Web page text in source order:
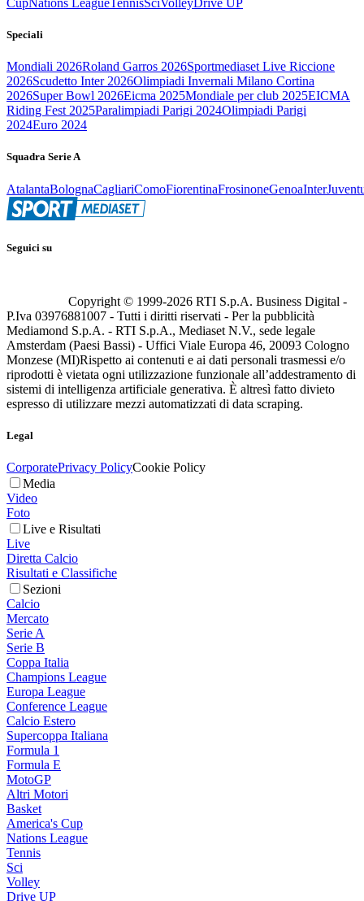
CupNations LeagueTennisSciVolleyDrive UP
Speciali
Mondiali 2026Roland Garros 2026Sportmediaset Live Riccione
2026Scudetto Inter 2026Olimpiadi Invernali Milano Cortina
2026Super Bowl 2026Eicma 2025Mondiale per club 2025EICMA
Riding Fest 2025Paralimpiadi Parigi 2024Olimpiadi Parigi
2024Euro 2024
Squadra Serie A
AtalantaBolognaCagliariComoFiorentinaFrosinoneGenoaInter
Seguici su
Copyright © 1999-2026 RTI S.p.A. Business Digital -
P.Iva 03976881007 - Tutti i diritti riservati - Per la pubblicità
Mediamond S.p.A. - RTI S.p.A., Mediaset N.V., sede legale
Amsterdam (Paesi Bassi) - Uffici Viale Europa 46, 20093 Cologno
Monzese (MI)Rispetto ai contenuti e ai dati personali trasmessi e/o
riprodotti è vietata ogni utilizzazione funzionale all’addestramento di
sistemi di intelligenza artificiale generativa. È altresì fatto divieto
espresso di utilizzare mezzi automatizzati di data scraping.
Legal
CorporatePrivacy PolicyCookie Policy
Media
Video
Foto
Live e Risultati
Live
Diretta Calcio
Risultati e Classifiche
Sezioni
Calcio
Mercato
Serie A
Serie B
Coppa Italia
Champions League
Europa League
Conference League
Calcio Estero
Supercoppa Italiana
Formula 1
Formula E
MotoGP
Altri Motori
Basket
America's Cup
Nations League
Tennis
Sci
Volley
Drive UP